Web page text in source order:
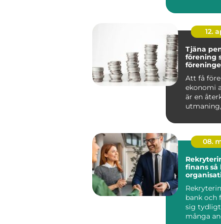
12.
Tjäna
förening så bygger
Att få
ekonomi
är en
en idr...
08.
finans så hittar
reglerad
bank och
sig
många